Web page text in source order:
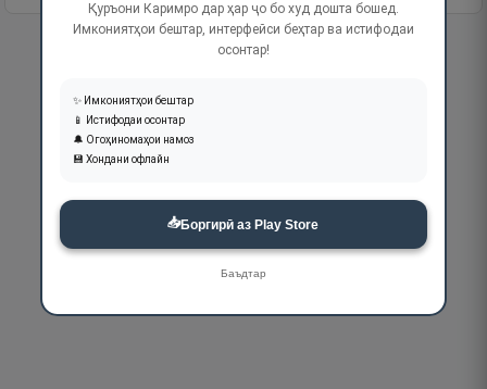
Қуръони Каримро дар ҳар ҷо бо худ дошта бошед.
Имкониятҳои бештар, интерфейси беҳтар ва истифодаи
осонтар!
✨ Имкониятҳои бештар
📱 Истифодаи осонтар
🔔 Огоҳиномаҳои намоз
💾 Хондани офлайн
📥Боргирӣ аз Play Store
Баъдтар